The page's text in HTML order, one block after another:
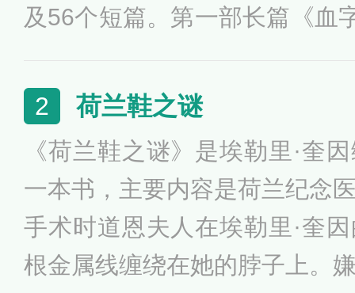
及56个短篇。第一部长篇《血
刊》。被多次改编为电影与
事，是以福尔摩斯的朋友及传
师的角度叙述的。只有两篇是
两篇是由第三人称角度撰写。
2 荷兰鞋之谜
《荷兰鞋之谜》是埃勒里·奎
一本书，主要内容是荷兰纪念
手术时道恩夫人在埃勒里·奎
根金属线缠绕在她的脖子上。